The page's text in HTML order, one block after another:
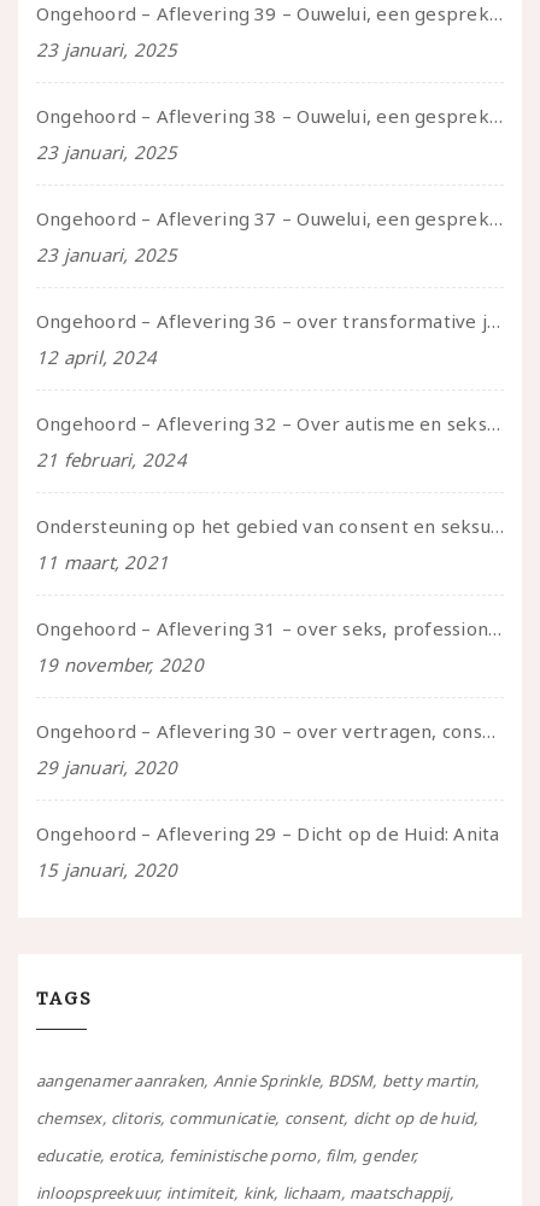
Ongehoord – Aflevering 39 – Ouwelui, een gesprek met Pepijn en Ivo over hun regenbooggezin, eigenzinnig ouder worden en Cruise Control
23 januari, 2025
Ongehoord – Aflevering 38 – Ouwelui, een gesprek met vreer over behoefte aan geborgenheid en het behouden van je idealen
23 januari, 2025
Ongehoord – Aflevering 37 – Ouwelui, een gesprek met non over seksualiteit, transitie en ageism
23 januari, 2025
Ongehoord – Aflevering 36 – over transformative justice – in gesprek met Ella en carson
12 april, 2024
Ongehoord – Aflevering 32 – Over autisme en seksualiteit – in gesprek met Roos Reijbroek
21 februari, 2024
Ondersteuning op het gebied van consent en seksualiteit
11 maart, 2021
Ongehoord – Aflevering 31 – over seks, professioneel en persoonlijk, een gesprek met Marije
19 november, 2020
Ongehoord – Aflevering 30 – over vertragen, consent en negatieve gevoelens met Meg-John Barker
29 januari, 2020
Ongehoord – Aflevering 29 – Dicht op de Huid: Anita
15 januari, 2020
TAGS
aangenamer aanraken Annie Sprinkle BDSM betty martin
chemsex clitoris communicatie consent dicht op de huid
educatie erotica feministische porno film gender
inloopspreekuur intimiteit kink lichaam maatschappij